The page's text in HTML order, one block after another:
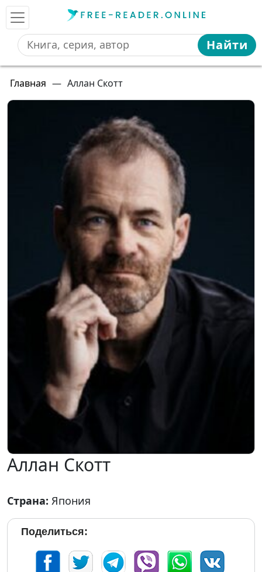
Найти
Главная — Аллан Скотт
Аллан Скотт
Страна: Япония
Поделиться: